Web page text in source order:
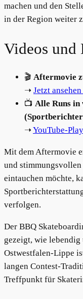
machen und den
in der Region weiter
Videos und
🎬 Aftermovie
➝ Jetzt
📺 Alle Runs in
➝YouTube-
Mit dem Aftermovie
und
eintauchen möchte,
verfolgen.
Der BBQ
gezeigt, wie
Ostwestfalen-Lippe
langen Contest-
Treffpunkt für